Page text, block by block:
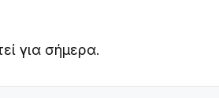
για σήμερα.